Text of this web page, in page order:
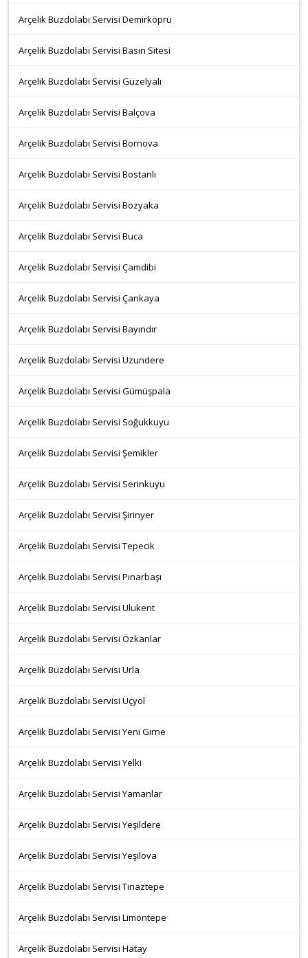
Arçelik Buzdolabı Servisi Demirköprü
Arçelik Buzdolabı Servisi Basın Sitesi
Arçelik Buzdolabı Servisi Güzelyalı
Arçelik Buzdolabı Servisi Balçova
Arçelik Buzdolabı Servisi Bornova
Arçelik Buzdolabı Servisi Bostanlı
Arçelik Buzdolabı Servisi Bozyaka
Arçelik Buzdolabı Servisi Buca
Arçelik Buzdolabı Servisi Çamdibi
Arçelik Buzdolabı Servisi Çankaya
Arçelik Buzdolabı Servisi Bayındır
Arçelik Buzdolabı Servisi Uzundere
Arçelik Buzdolabı Servisi Gümüşpala
Arçelik Buzdolabı Servisi Soğukkuyu
Arçelik Buzdolabı Servisi Şemikler
Arçelik Buzdolabı Servisi Serinkuyu
Arçelik Buzdolabı Servisi Şirinyer
Arçelik Buzdolabı Servisi Tepecik
Arçelik Buzdolabı Servisi Pınarbaşı
Arçelik Buzdolabı Servisi Ulukent
Arçelik Buzdolabı Servisi Özkanlar
Arçelik Buzdolabı Servisi Urla
Arçelik Buzdolabı Servisi Üçyol
Arçelik Buzdolabı Servisi Yeni Girne
Arçelik Buzdolabı Servisi Yelki
Arçelik Buzdolabı Servisi Yamanlar
Arçelik Buzdolabı Servisi Yeşildere
Arçelik Buzdolabı Servisi Yeşilova
Arçelik Buzdolabı Servisi Tınaztepe
Arçelik Buzdolabı Servisi Limontepe
Arçelik Buzdolabı Servisi Hatay